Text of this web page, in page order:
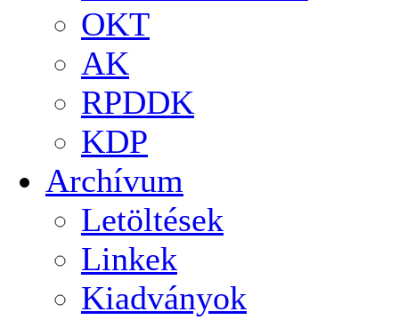
OKT
AK
RPDDK
KDP
Archívum
Letöltések
Linkek
Kiadványok